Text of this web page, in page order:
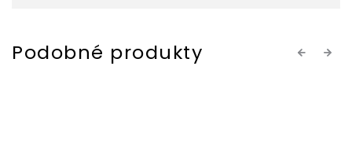
Previous
Next